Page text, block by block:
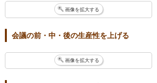
画像を拡大する
会議の前・中・後の生産性を上げる
画像を拡大する